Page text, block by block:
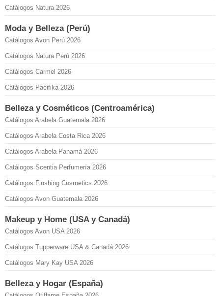
Catálogos Natura 2026
Moda y Belleza (Perú)
Catálogos Avon Perú 2026
Catálogos Natura Perú 2026
Catálogos Carmel 2026
Catálogos Pacifika 2026
Belleza y Cosméticos (Centroamérica)
Catálogos Arabela Guatemala 2026
Catálogos Arabela Costa Rica 2026
Catálogos Arabela Panamá 2026
Catálogos Scentia Perfumería 2026
Catálogos Flushing Cosmetics 2026
Catálogos Avon Guatemala 2026
Makeup y Home (USA y Canadá)
Catálogos Avon USA 2026
Catálogos Tupperware USA & Canadá 2026
Catálogos Mary Kay USA 2026
Belleza y Hogar (España)